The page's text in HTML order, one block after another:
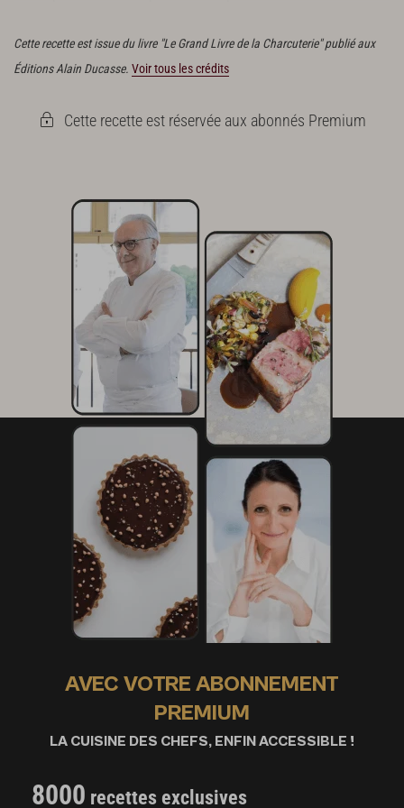
Cette recette est issue du livre "Le Grand Livre de la Charcuterie" publié aux
Éditions Alain Ducasse. Voir tous les crédits
Cette recette est réservée aux abonnés Premium
AVEC VOTRE ABONNEMENT
PREMIUM
LA CUISINE DES CHEFS, ENFIN ACCESSIBLE !
8000 recettes exclusives